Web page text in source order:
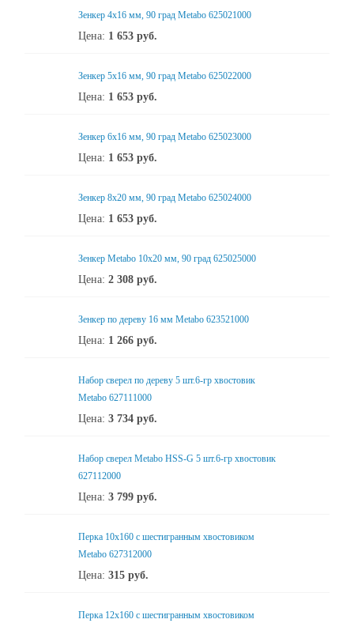
Зенкер 4x16 мм, 90 град Metabo 625021000
Цена: 1 653 руб.
Зенкер 5x16 мм, 90 град Metabo 625022000
Цена: 1 653 руб.
Зенкер 6x16 мм, 90 град Metabo 625023000
Цена: 1 653 руб.
Зенкер 8x20 мм, 90 град Metabo 625024000
Цена: 1 653 руб.
Зенкер Metabo 10x20 мм, 90 град 625025000
Цена: 2 308 руб.
Зенкер по дереву 16 мм Metabo 623521000
Цена: 1 266 руб.
Набор сверел по дереву 5 шт.6-гр хвостовик
Metabo 627111000
Цена: 3 734 руб.
Набор сверел Metabo HSS-G 5 шт.6-гр хвостовик
627112000
Цена: 3 799 руб.
Перка 10x160 с шестигранным хвостовиком
Metabo 627312000
Цена: 315 руб.
Перка 12x160 с шестигранным хвостовиком